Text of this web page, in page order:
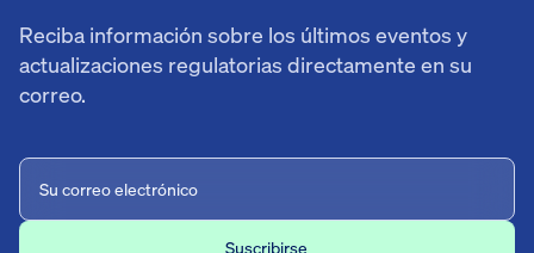
Reciba información sobre los últimos eventos y
actualizaciones regulatorias directamente en su
correo.